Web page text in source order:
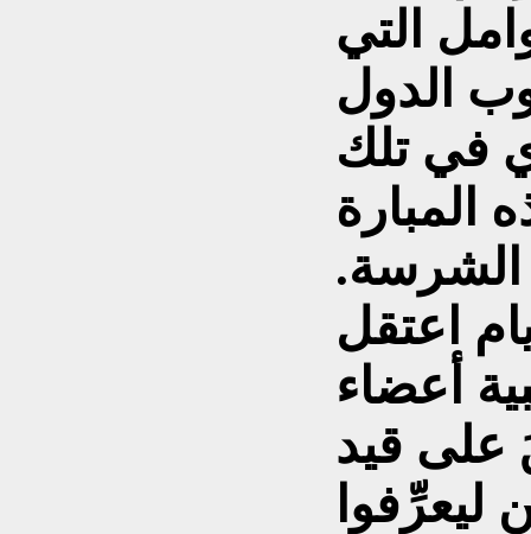
التي
الدول
في تلك
المبارة
الشرسة.
اعتقل
أعضاء
على قيد
ليعرِّفوا